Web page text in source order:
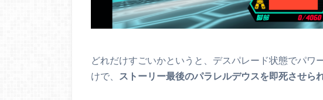
どれだけすごいかというと、デスパレード状態でパワ
けで、
ストーリー最後のパラレルデウスを即死させら